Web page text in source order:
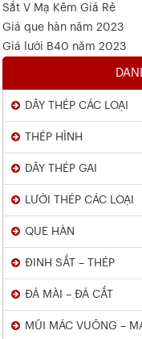
Sắt V Mạ Kẽm Giá Rẻ
Giá que hàn năm 2023
Giá lưới B40 năm 2023
DÂY THÉP CÁC LOẠI
THÉP HÌNH
DÂY THÉP GAI
LƯỚI THÉP CÁC LOẠI
QUE HÀN
ĐINH SẮT – THÉP
ĐÁ MÀI – ĐÁ CẮT
MŨI MÁC VUÔNG –